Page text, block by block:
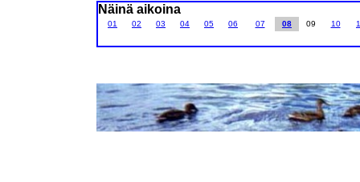
Näinä aikoina
01 02 03 04 05 06 07 08 09 10